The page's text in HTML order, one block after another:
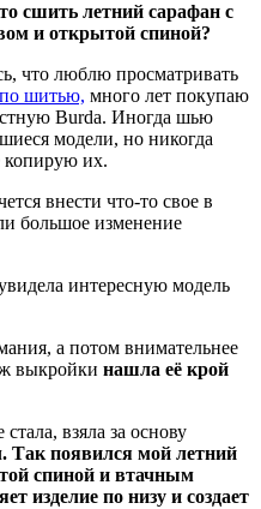
сшить летний сарафан с
и открытой спиной?
что люблю просматривать
шитью, много лет покупаю
Burda. Иногда шью
модели, но никогда
копирую их.
внести что-то свое в
большое изменение
интересную модель
а потом внимательнее
выкройки нашла её крой
взяла за основу
. Так появился мой летний
спиной и втачным
изделие по низу и создает